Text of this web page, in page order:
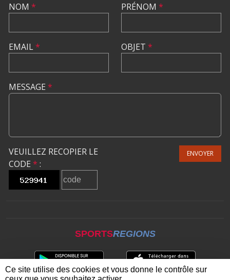
NOM *
EMAIL*
PRÉNOM *
OBJET *
MESSAGE *
VEUILLEZ RECOPIER LE
CODE * :
ENVOYER
SPORTSREGIONS
Ce site utilise des cookies et vous donne le contrôle sur